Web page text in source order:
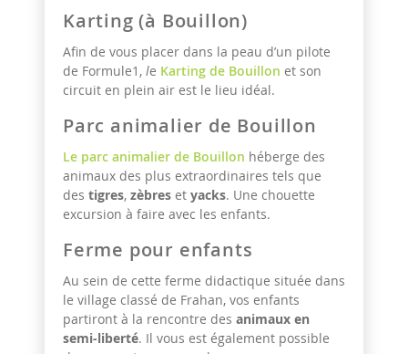
Karting (à Bouillon)
Afin de vous placer dans la peau d’un pilote
de Formule1, le Karting de Bouillon et son
circuit en plein air est le lieu idéal.
Parc animalier de Bouillon
Le parc animalier de Bouillon héberge des
animaux des plus extraordinaires tels que
des tigres, zèbres et yacks. Une chouette
excursion à faire avec les enfants.
Ferme pour enfants
Au sein de cette ferme didactique située dans
le village classé de Frahan, vos enfants
partiront à la rencontre des animaux en
semi-liberté. Il vous est également possible